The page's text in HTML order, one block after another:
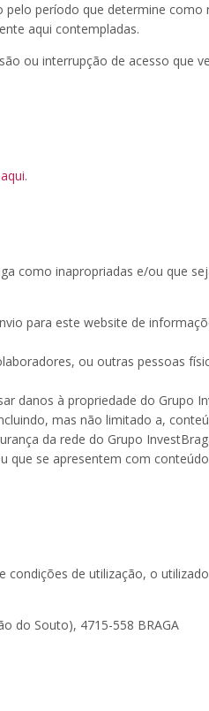
período que determine
aqui contempladas.
ou interrupção de acesso que
aqui.
como inapropriadas e/ou que
para este website de
ou outras pessoas
danos à propriedade do Grupo
mas não limitado a,
da rede do Grupo
se apresentem com
de utilização, o
do Souto), 4715-558 BRAGA